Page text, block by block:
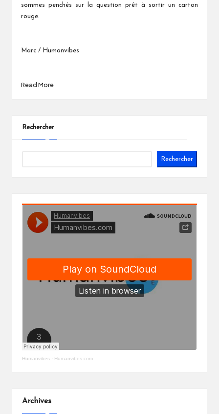
sommes penchés sur la question prêt à sortir un carton
rouge.
Marc / Humanvibes
Read More
Rechercher
Rechercher
Humanvibes · Humanvibes.com
Archives